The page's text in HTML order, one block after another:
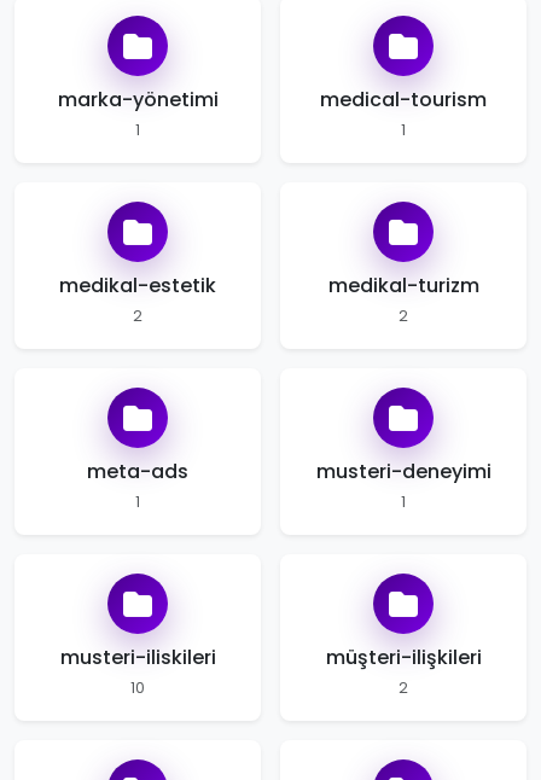
marka-yönetimi
1
medical-tourism
1
medikal-estetik
2
medikal-turizm
2
meta-ads
1
musteri-deneyimi
1
musteri-iliskileri
10
müşteri-ilişkileri
2